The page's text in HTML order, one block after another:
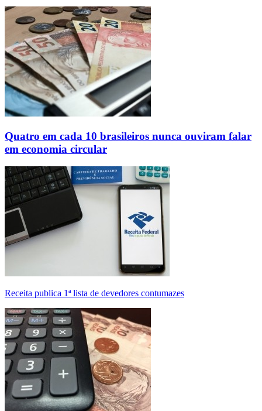
Quatro em cada 10 brasileiros nunca ouviram falar
em economia circular
Receita publica 1ª lista de devedores contumazes